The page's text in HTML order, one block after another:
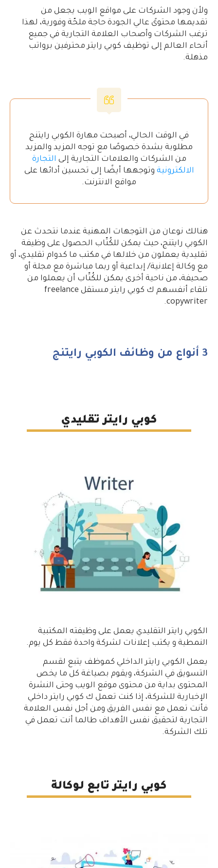
ولأن وجود الشركات على مواقع الويب يجعل من
تقديمها محتوىً عالي الجودة حاجة ملحّة وفورية، لهذا
ترغب الشركات وأصحاب العلامة التجارية في جميع
أنحاء العالم إلى توظيف كوبي رايتر محترفين برواتب
مذهلة.
في الوقت الحالي، أصبحت مهارة الكوبي رايتنج
مطلوبة بشدة خصوصًا مع توجه المزيد والمزيد
من الشركات والعلامات التجارية إلى التجارة
الالكترونية وتوجهها أيضًا إلى تحسين أدائها على
مواقع الانترنت.
هنالك نوعان من التوجهات المهنية عندما نتحدث عن
الكوبي رايتنج، حيث يمكن للكُتّاب الحصول على وظيفة
تقليدية يعملون من خلالها في مكتب ما كدوام تقليدي، أو
مع وكالة إعلانية/ إبداعية أو ربما مباشرة مع مجلة أو
صحيفة، من ناحية أخرى يمكن للكُتّاب أن يعملوا من
تلقاء أنفسهم ك كوبي رايتر مستقل freelance
copywriter.
3 أنواع من وظائف الكوبي رايتنج
كوبي رايتر تقليدي
الكوبي رايتر التقليدي يعمل على وظيفته المكتبية
النمطية و يكتب إعلانات لشركة واحدة فقط كل يوم.
يعمل الكوبي رايتر الداخلي كموظف يتبع لقسم
التسويق في الشركة، ويقوم بصياغة كل ما يخص
المحتوى بداية من محتوى موقع الويب وحتى النشرة
الإخبارية للشركة، إذا كنت تعمل ك كوبي رايتر داخلي
فأنت تعمل مع نفس الفريق ومن أجل نفس العلامة
التجارية لتحقيق نفس الأهداف طالما أنت تعمل في
تلك الشركة.
كوبي رايتر تابع لوكالة